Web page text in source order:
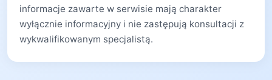
informacje zawarte w serwisie mają charakter
wyłącznie informacyjny i nie zastępują konsultacji z
wykwalifikowanym specjalistą.